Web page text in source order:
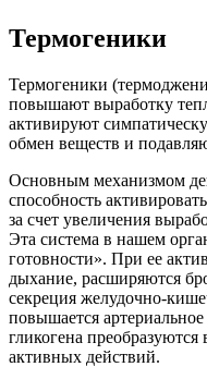
Термогеники
Термогеники
повышают выработку
активируют
обмен веществ и
Основным механизмом
способность
за счет увеличения
Эта система в нашем
готовности». При ее
дыхание, расширяются
секреция желудочно-
повышается
гликогена
активных действий.